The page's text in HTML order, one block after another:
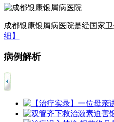
成都银康银屑病医院是经国家
细】
病例解析